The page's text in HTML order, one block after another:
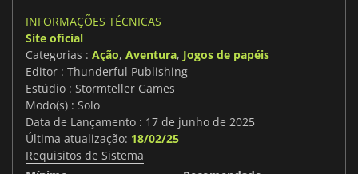
INFORMAÇÕES TÉCNICAS
Site oficial
Categorias : Ação, Aventura, Jogos de papéis
Editor : Thunderful Publishing
Estúdio : Stormteller Games
Modo(s) : Solo
Data de Lançamento : 17 de junho de 2025
Última atualização: 18/02/25
Requisitos de Sistema